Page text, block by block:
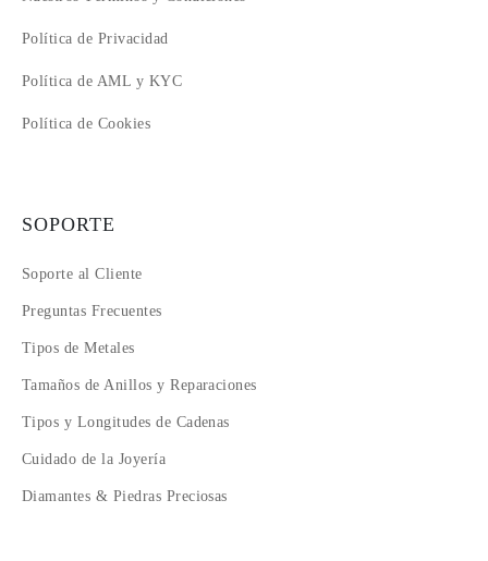
Política de Privacidad
Política de AML y KYC
Política de Cookies
SOPORTE
Soporte al Cliente
Preguntas Frecuentes
Tipos de Metales
Tamaños de Anillos y Reparaciones
Tipos y Longitudes de Cadenas
Cuidado de la Joyería
Diamantes & Piedras Preciosas